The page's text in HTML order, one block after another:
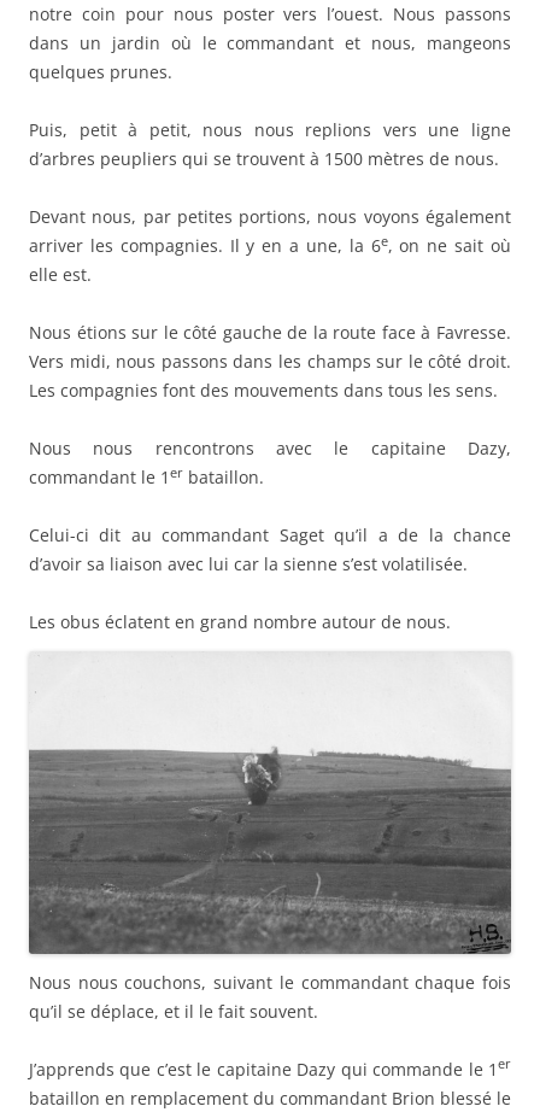
notre coin pour nous poster vers l’ouest. Nous passons
dans un jardin où le commandant et nous, mangeons
quelques prunes.
Puis, petit à petit, nous nous replions vers une ligne
d’arbres peupliers qui se trouvent à 1500 mètres de nous.
Devant nous, par petites portions, nous voyons également
arriver les compagnies. Il y en a une, la 6e, on ne sait où
elle est.
Nous étions sur le côté gauche de la route face à Favresse.
Vers midi, nous passons dans les champs sur le côté droit.
Les compagnies font des mouvements dans tous les sens.
Nous nous rencontrons avec le capitaine Dazy,
commandant le 1 er bataillon.
Celui-ci dit au commandant Saget qu’il a de la chance
d’avoir sa liaison avec lui car la sienne s’est volatilisée.
Les obus éclatent en grand nombre autour de nous.
Nous nous couchons, suivant le commandant chaque fois
qu’il se déplace, et il le fait souvent.
J’apprends que c’est le capitaine Dazy qui commande le 1 er
bataillon en remplacement du commandant Brion blessé le